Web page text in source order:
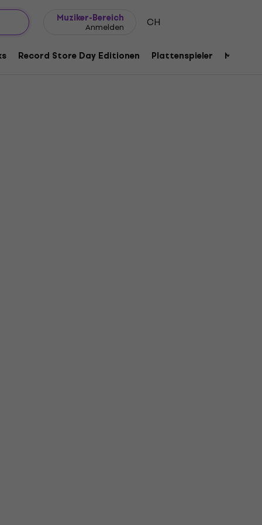
Muziker-Bereich
Anmelden CH
Record Store Day Editionen Plattenspieler Musik